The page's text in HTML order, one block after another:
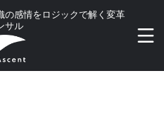
感情をロジックで解く変革
サル